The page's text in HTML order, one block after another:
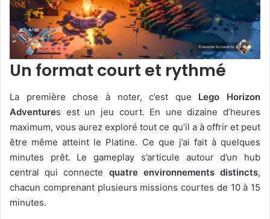
Un format court et rythmé
La première chose à noter, c’est que Lego Horizon
Adventures est un jeu court. En une dizaine d’heures
maximum, vous aurez exploré tout ce qu’il a à offrir et peut
être même atteint le Platine. Ce que j’ai fait à quelques
minutes prêt. Le gameplay s’articule autour d’un hub
central qui connecte quatre environnements distincts,
chacun comprenant plusieurs missions courtes de 10 à 15
minutes.